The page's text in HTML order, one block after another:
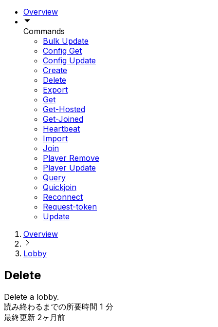
Overview
Commands
Bulk Update
Config Get
Config Update
Create
Delete
Export
Get
Get-Hosted
Get-Joined
Heartbeat
Import
Join
Player Remove
Player Update
Query
Quickjoin
Reconnect
Request-token
Update
Overview
Lobby
Delete
Delete a lobby.
読み終わるまでの所要時間 1 分
最終更新 2ヶ月前